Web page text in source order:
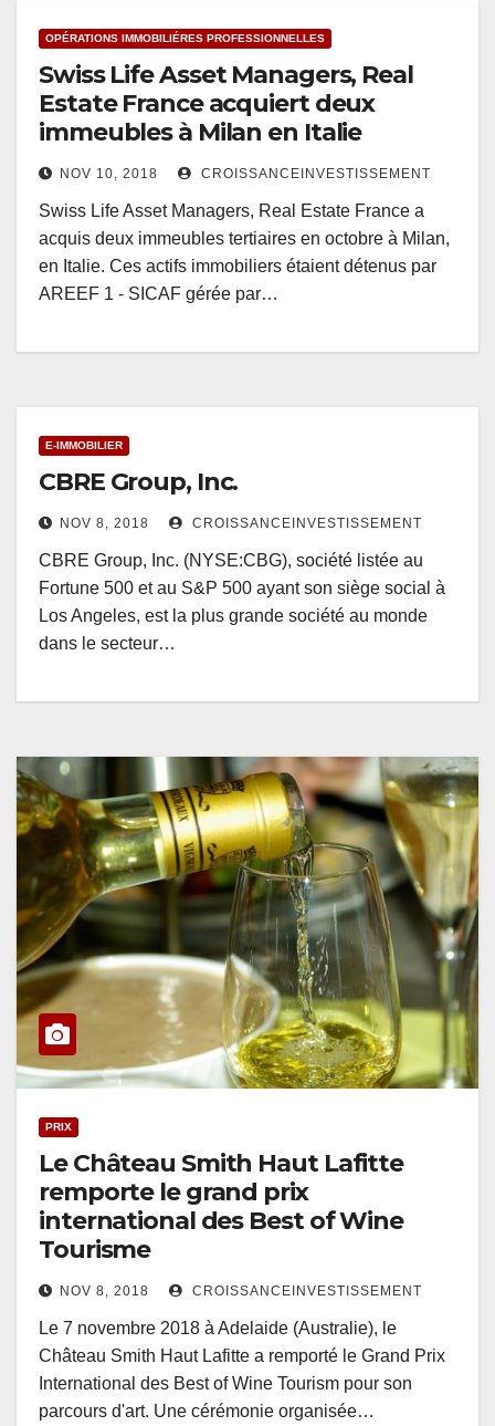
OPÉRATIONS IMMOBILIÉRES PROFESSIONNELLES
Swiss Life Asset Managers, Real
Estate France acquiert deux
immeubles à Milan en Italie
NOV 10, 2018 CROISSANCEINVESTISSEMENT
Swiss Life Asset Managers, Real Estate France a
acquis deux immeubles tertiaires en octobre à Milan,
en Italie. Ces actifs immobiliers étaient détenus par
AREEF 1 - SICAF gérée par…
E-IMMOBILIER
CBRE Group, Inc.
NOV 8, 2018 CROISSANCEINVESTISSEMENT
CBRE Group, Inc. (NYSE:CBG), société listée au
Fortune 500 et au S&P 500 ayant son siège social à
Los Angeles, est la plus grande société au monde
dans le secteur…
PRIX
Le Château Smith Haut Lafitte
remporte le grand prix
international des Best of Wine
Tourisme
NOV 8, 2018 CROISSANCEINVESTISSEMENT
Le 7 novembre 2018 à Adelaide (Australie), le
Château Smith Haut Lafitte a remporté le Grand Prix
International des Best of Wine Tourism pour son
parcours d'art. Une cérémonie organisée…